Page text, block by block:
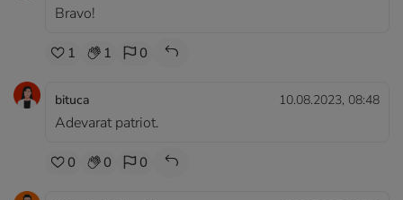
Bravo!
1 1 0
bituca 10.08.2023, 08:48
Adevarat patriot.
0 0 0